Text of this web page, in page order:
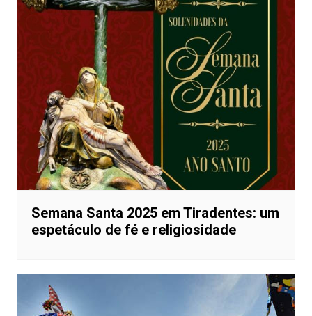
Semana Santa 2025 em Tiradentes: um
espetáculo de fé e religiosidade